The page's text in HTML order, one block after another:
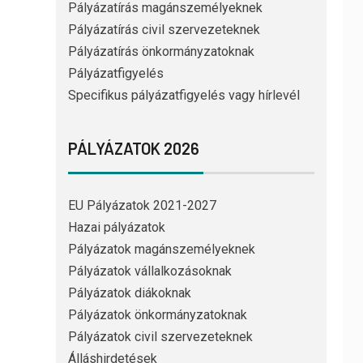
Pályázatírás magánszemélyeknek
Pályázatírás civil szervezeteknek
Pályázatírás önkormányzatoknak
Pályázatfigyelés
Specifikus pályázatfigyelés vagy hírlevél
PÁLYÁZATOK 2026
EU Pályázatok 2021-2027
Hazai pályázatok
Pályázatok magánszemélyeknek
Pályázatok vállalkozásoknak
Pályázatok diákoknak
Pályázatok önkormányzatoknak
Pályázatok civil szervezeteknek
Álláshirdetések